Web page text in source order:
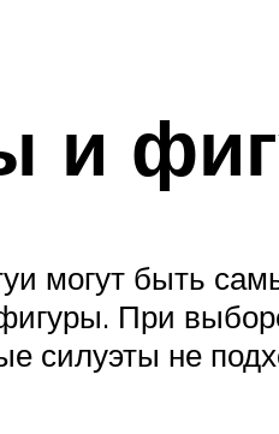
и
могут быть
При
силуэты не